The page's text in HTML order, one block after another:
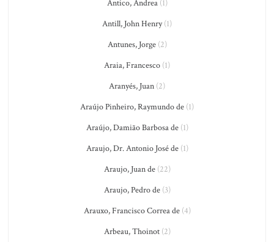
Antico, Andrea(1)
Antill, John Henry(1)
Antunes, Jorge(2)
Araia, Francesco (1)
Aranyés, Juan (2)
Araújo Pinheiro, Raymundo de (1)
Araújo, Damião Barbosa de(1)
Araujo, Dr. Antonio José de(1)
Araujo, Juan de(22)
Araujo, Pedro de(3)
Arauxo, Francisco Correa de(4)
Arbeau, Thoinot(2)